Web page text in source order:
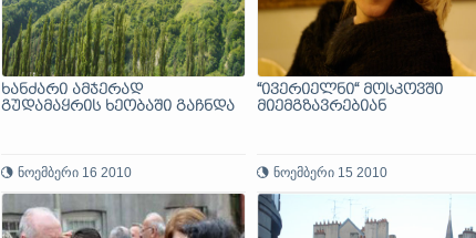
ხანძარი ამჯერად
გუდამაყრის ხეობაში გაჩნდა
ნოემბერი 16 2010
“ივერიელნი“ მოსკოვში
მიემგზავრებიან
ნოემბერი 15 2010